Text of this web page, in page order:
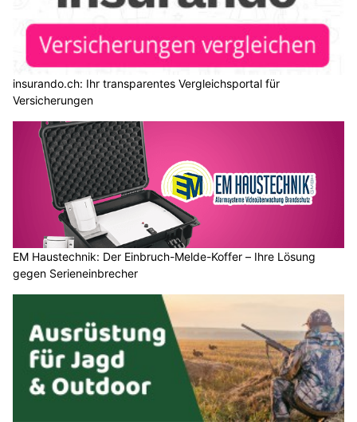
insurando.ch: Ihr transparentes Vergleichsportal für
Versicherungen
EM Haustechnik: Der Einbruch-Melde-Koffer – Ihre Lösung
gegen Serieneinbrecher